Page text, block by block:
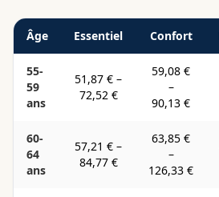
Âge Essentiel Confort
55-
59
ans
51,87 € –
72,52 €
59,08 €
–
90,13 €
60-
64
ans
57,21 € –
84,77 €
63,85 €
–
126,33 €